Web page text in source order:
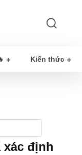
Kiến thức
xác định